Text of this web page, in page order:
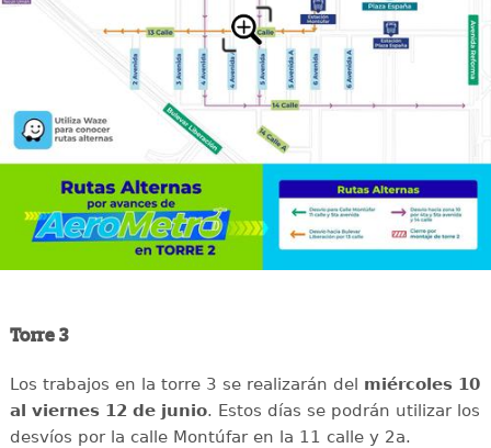
Torre 3
Los trabajos en la torre 3 se realizarán del miércoles 10
al viernes 12 de junio. Estos días se podrán utilizar los
desvíos por la calle Montúfar en la 11 calle y 2a.